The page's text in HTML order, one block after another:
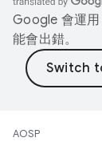
Google 會運
能會出錯。
AOSP